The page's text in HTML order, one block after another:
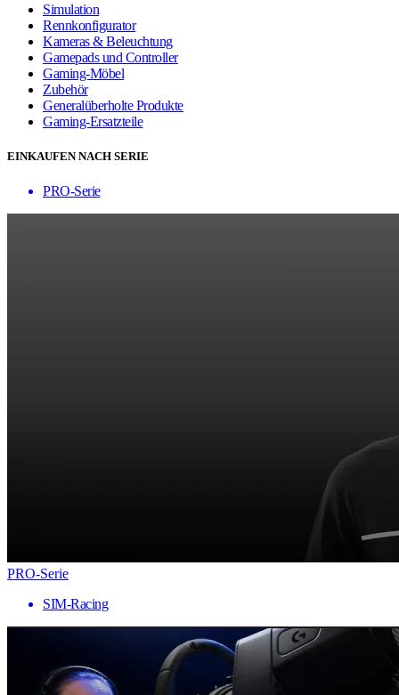
Simulation
Rennkonfigurator
Kameras & Beleuchtung
Gamepads und Controller
Gaming-Möbel
Zubehör
Generalüberholte Produkte
Gaming-Ersatzteile
EINKAUFEN NACH SERIE
PRO-Serie
PRO-Serie
SIM-Racing